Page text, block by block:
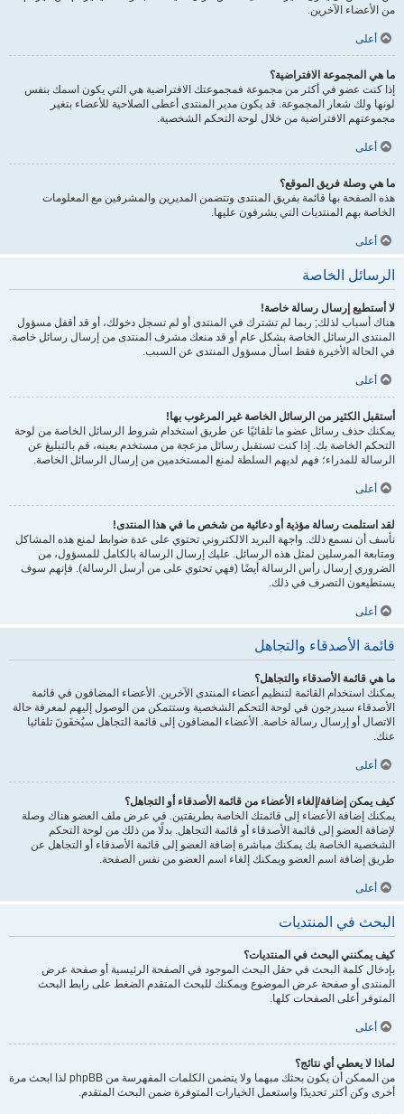
من الأعضاء الآخرين.
أعلى
ما هي المجموعة الافتراضية؟
إذا كنت عضو في أكثر من مجموعة فمجموعتك الافتراضية هي التي يكون اسمك بنفس
لونها ولك شعار المجموعة. قد يكون مدير المنتدى أعطى الصلاحية للأعضاء بتغير
مجموعتهم الافتراضية من خلال لوحة التحكم الشخصية.
أعلى
ما هي وصلة فريق الموقع؟
هذه الصفحة بها قائمة بفريق المنتدى وتتضمن المديرين والمشرفين مع المعلومات
الخاصة بهم المنتديات التي يشرفون عليها.
أعلى
الرسائل الخاصة
لا أستطيع إرسال رسالة خاصة!
هناك أسباب لذلك; ربما لم تشترك في المنتدى أو لم تسجل دخولك، أو قد أقفل مسؤول
المنتدى الرسائل الخاصة بشكل عام أو قد منعك مشرف المنتدى من إرسال رسائل خاصة.
في الحالة الأخيرة فقط اسأل مسؤول المنتدى عن السبب.
أعلى
أستقبل الكثير من الرسائل الخاصة غير المرغوب بها!
يمكنك حذف رسائل عضو ما تلقائيًا عن طريق استخدام شروط الرسائل الخاصة من لوحة
التحكم الخاصة بك. إذا كنت تستقبل رسائل مزعجة من مستخدم بعينه، قم بالتبليغ عن
الرسالة للمدراء؛ فهم لديهم السلطة لمنع المستخدمين من إرسال الرسائل الخاصة.
أعلى
لقد استلمت رسالة مؤذية أو دعائية من شخص ما في هذا المنتدى!
نأسف أن نسمع ذلك. واجهة البريد الالكتروني تحتوي على عدة ضوابط لمنع هذه المشاكل
ومتابعة المرسلين لمثل هذه الرسائل. عليك إرسال الرسالة بالكامل للمسؤول، من
الضروري إرسال رأس الرسالة أيضًا (فهي تحتوي على من أرسل الرسالة). فإنهم سوف
يستطيعون التصرف في ذلك.
أعلى
قائمة الأصدقاء والتجاهل
ما هي قائمة الأصدقاء والتجاهل؟
يمكنك استخدام القائمة لتنظيم أعضاء المنتدى الآخرين. الأعضاء المضافون في قائمة
الأصدقاء سيدرجون في لوحة التحكم الشخصية وستتمكن من الوصول إليهم لمعرفة حالة
الاتصال أو إرسال رسالة خاصة. الأعضاء المضافون إلى قائمة التجاهل سيُخفَونَ تلقائيا
عنك.
أعلى
كيف يمكن إضافة/إلغاء الأعضاء من قائمة الأصدقاء أو التجاهل؟
يمكنك إضافة الأعضاء إلى قائمتك الخاصة بطريقتين. في عرض ملف العضو هناك وصلة
لإضافة العضو إلى قائمة الأصدقاء أو قائمة التجاهل. بدلًا من ذلك من لوحة التحكم
الشخصية الخاصة بك يمكنك مباشرة إضافة العضو إلى قائمة الأصدقاء أو التجاهل عن
طريق إضافة اسم العضو ويمكنك إلغاء اسم العضو من نفس الصفحة.
أعلى
البحث في المنتديات
كيف يمكنني البحث في المنتديات؟
بإدخال كلمة البحث في حقل البحث الموجود في الصفحة الرئيسية أو صفحة عرض
المنتدى أو صفحة عرض الموضوع ويمكنك للبحث المتقدم الضغط على رابط البحث
المتوفر أعلى الصفحات كلها.
أعلى
لماذا لا يعطي أي نتائج؟
من الممكن أن يكون بحثك مبهما ولا يتضمن الكلمات المفهرسة من phpBB لذا ابحث مرة
أخرى وكن أكثر تحديدًا واستعمل الخيارات المتوفرة ضمن البحث المتقدم.